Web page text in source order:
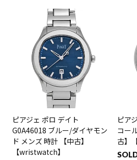
ピアジェ ポロ デイト
G0A46018 ブルー/ダイヤモン
ド メンズ 時計 【中古】
【wristwatch】
ピア
コー
古】